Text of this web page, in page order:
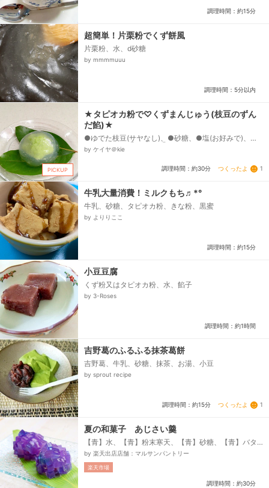
調理時間：約15分
超簡単！片栗粉でくず餅風
片栗粉、水、d砂糖
by mmmmuuu
調理時間：5分以内
PICKUP
★タピオカ粉で♡くずまんじゅう(枝豆のずん
だ餡)★
●ゆでた枝豆(サヤなし)、●砂糖、●塩(お好みで)、◯
タピオカ粉、◯砂糖、◯水
by ケイヤ＠kie
調理時間：約30分 つくったよ 1
牛乳大量消費！ミルクもち♬*°
牛乳、砂糖、タピオカ粉、きな粉、黒蜜
by よりりここ
調理時間：約15分
小豆豆腐
くず粉又はタピオカ粉、水、餡子
by 3-Roses
調理時間：約1時間
吉野葛のふるふる抹茶葛餅
吉野葛、牛乳、砂糖、抹茶、お湯、小豆
by sprout recipe
調理時間：約15分 つくったよ 1
夏の和菓子 あじさい羹
【青】水、【青】粉末寒天、【青】砂糖、【青】バタ
フライピーエキスパウダー、【紫】水、【紫】粉末寒
天、【紫】砂糖、【紫】バタフライピーエキスパウダ
ー、【紫】レモン汁、白あん、■使用した焼き型、ア
by 楽天出店店舗：マルサンパントリー
楽天市場
調理時間：約30分